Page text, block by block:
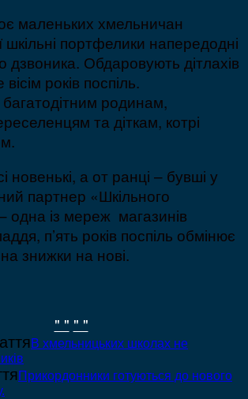
маленьких хмельничан
портфелики напередодні
дзвоника. Обдаровують дітлахів
вісім років поспіль.
родинам,
та діткам, котрі
новенькі, а от ранці – бувші у
партнер «Шкільного
одна із мереж магазинів
п’ять років поспіль обмінює
знижки на нові.
" " " "
В хмельницьких школах не
Прикордонники готуються до нового